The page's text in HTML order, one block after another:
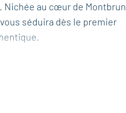
Nichée au cœur de
séduira dès le premier